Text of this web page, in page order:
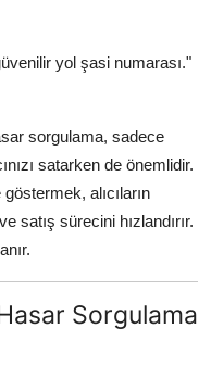
yol şasi numarası."
sorgulama, sadece
satarken de önemlidir.
alıcıların
satış sürecini hızlandırır.
Sorgulama